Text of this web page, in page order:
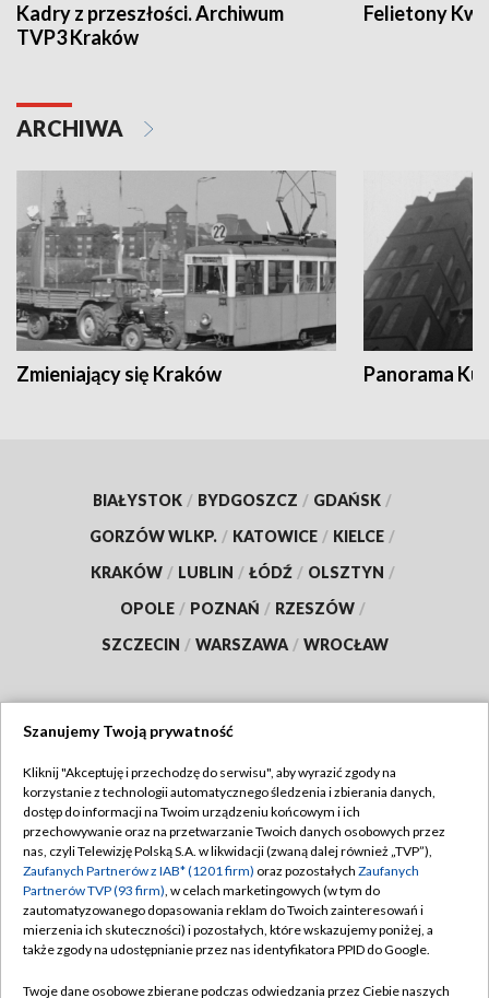
Kadry z przeszłości. Archiwum
TVP3 Kraków
Felietony
ARCHIWA
Zmieniający się Kraków Panorama
BIAŁYSTOK / BYDGOSZCZ / GDAŃSK /
GORZÓW WLKP. / KATOWICE / KIELCE /
KRAKÓW / LUBLIN / ŁÓDŹ / OLSZTYN /
OPOLE / POZNAŃ / RZESZÓW /
SZCZECIN / WARSZAWA / WROCŁAW
TVP
Abonament TVP
Emisja w TVP
Centrum informacji TVP
Naziemna Telewizja Cyfrowa
Regulamin TVP
Polityka prywatności
Moje zgody
Pomoc
Szanujemy Twoją prywatność
Kliknij "Akceptuję i przechodzę do serwisu", aby wyrazić zgody na
korzystanie z technologii automatycznego śledzenia i zbierania danych,
dostęp do informacji na Twoim urządzeniu końcowym i ich
przechowywanie oraz na przetwarzanie Twoich danych osobowych przez
nas, czyli Telewizję Polską S.A. w likwidacji (zwaną dalej również „TVP”),
Zaufanych Partnerów z IAB* (1201 firm) oraz pozostałych Zaufanych
Partnerów TVP (93 firm), w celach marketingowych (w tym do
zautomatyzowanego dopasowania reklam do Twoich zainteresowań i
mierzenia ich skuteczności) i pozostałych, które wskazujemy poniżej, a
także zgody na udostępnianie przez nas identyfikatora PPID do Google.
Twoje dane osobowe zbierane podczas odwiedzania przez Ciebie naszych